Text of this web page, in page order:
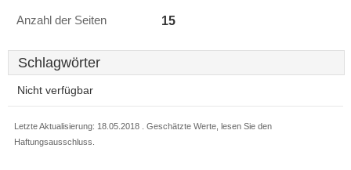
Anzahl der Seiten 15
Schlagwörter
Nicht verfügbar
Letzte Aktualisierung: 18.05.2018 . Geschätzte Werte, lesen Sie den
Haftungsausschluss.